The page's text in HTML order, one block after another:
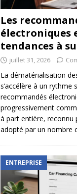
Les
électroniques
tendances à
juillet 31, 2026
La dématérialisation
s’accélère à un rythme
recommandés
progressivement
à part entière, reconnu
adopté par un nombre
ENTREPRISE